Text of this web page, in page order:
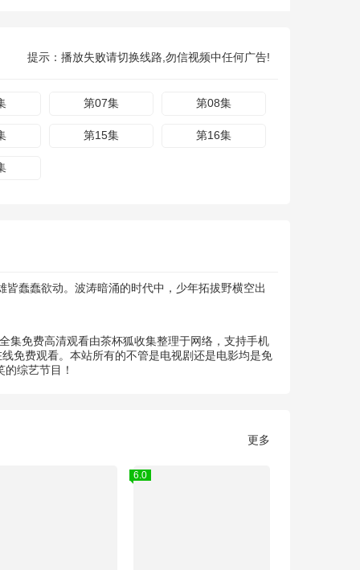
提示：播放失败请切换线路,勿信视频中任何广告!
第07集 第08集
第15集 第16集
蠢蠢欲动。波涛暗涌的时代中，少年拓拔野横空出
免费高清观看由茶杯狐收集整理于网络，支持手机
免费观看。本站所有的不管是电视剧还是电影均是免
综艺节目！
更多
6.0